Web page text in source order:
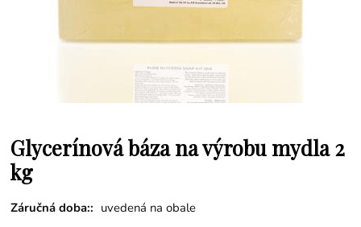
Glycerínová báza na výrobu mydla 2
kg
Záručná doba:: uvedená na obale